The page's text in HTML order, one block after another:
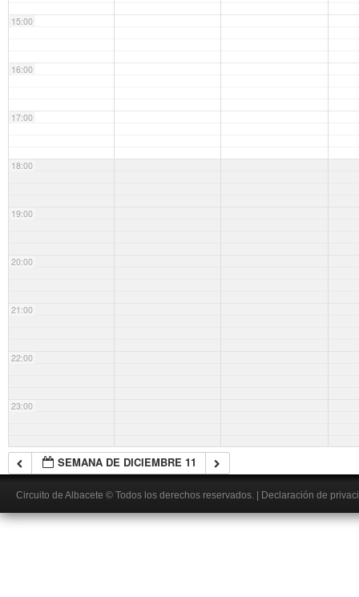
15:00
16:00
17:00
18:00
19:00
20:00
21:00
22:00
23:00
SEMANA DE DICIEMBRE 11
Circuito de Albacete © Todos los derechos reservados. Declaración de